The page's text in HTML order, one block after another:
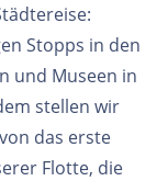
Stopps in den
und Museen in
stellen wir
das erste
Flotte, die